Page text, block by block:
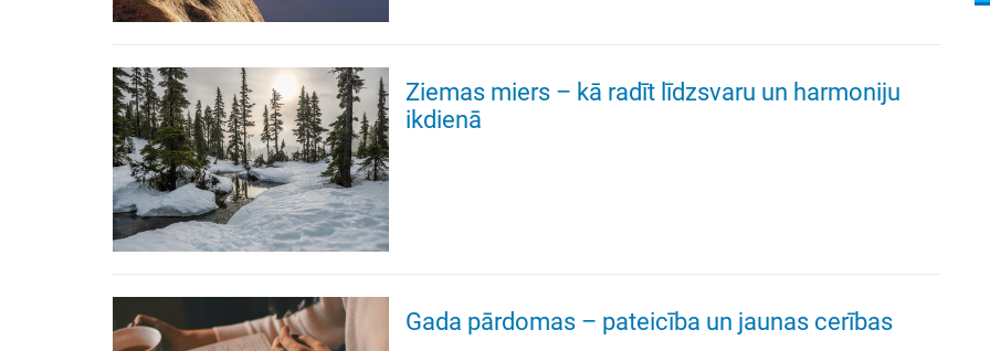
Ziemas miers – kā radīt līdzsvaru un harmoniju
ikdienā
Gada pārdomas – pateicība un jaunas cerības